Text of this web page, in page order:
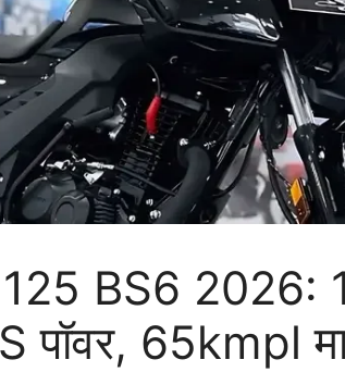
BS6 2026:
पॉवर, 65kmpl